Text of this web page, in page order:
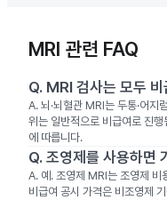
MRI 관련 FAQ
Q. MRI 검사는 모두
A. 뇌·뇌혈관 MRI는 두통·어지
위는 일반적으로 비급여로 진
에 따릅니다.
Q. 조영제를 사용하면
A. 예. 조영제 MRI는 조영제 비
비급여 공시 가격은 비조영제